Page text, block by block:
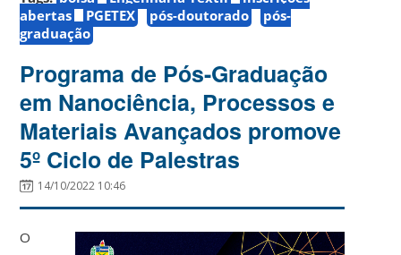
abertas
PGETEX pós-doutorado
pós-
graduação
Programa de Pós-Graduação
em Nanociência, Processos e
Materiais Avançados promove
5º Ciclo de Palestras
14/10/2022 10:46
O